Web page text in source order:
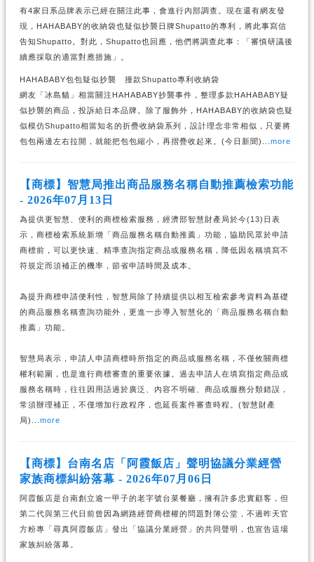
有4家日系品牌表示已經在關注此事，會進行內部調查。現在還有網友發
現，HAHABABY的收納袋也疑似抄襲日牌Shupatto的專利，將此事寫信
告知Shupatto。對此，Shupatto也回應，他們將調查此事：「審慎研議後
續應採取的適當對應措施」。
HAHABABY包包疑似抄襲 撞款Shupatto專利收納袋
網友「冰島貓」相當關注HAHABABY抄襲事件，整理多款HAHABABY疑
似抄襲的商品，投訴給日本品牌。除了服飾外，HAHABABY的收納袋也疑
似模仿Shupatto相當知名的折疊收納袋系列，設計理念非常相似，只要將
包包兩邊左右拉開，就能把包包縮小，再摺疊收起來。(今日新聞)... more
【商標】智慧局推出商品服務名稱自動推薦檢索功能
- 2026年07月13日
為提供更智慧、便利的商標檢索服務，經濟部智慧財產局於今(13)日表
示，商標檢索系統新增「商品服務名稱自動推薦」功能，協助民眾於申請
商標前，可以更快速、精準查詢指定商品或服務名稱，降低因名稱填寫不
符規定而須補正的機率，節省申請時間及成本。
為提升商標申請便利性，智慧局除了持續提供以相互檢索參考資料為基礎
的商品服務名稱查詢功能外，更進一步導入智慧化的「商品服務名稱自動
推薦」功能。
智慧局表示，申請人申請商標時所指定的商品或服務名稱，不僅攸關商標
權利範圍，也是進行商標審查的重要依據。過去申請人在填寫指定商品或
服務名稱時，往往因用語過於廣泛、內容不明確、商品或服務分類錯誤，
常須辦理補正，不僅增加行政程序，也延長案件審查時程。(智慧財產
局)... more
【商標】台南名店「阿霞飯店」聲明協議分業經營
家族商標糾紛落幕 - 2026年07月06日
阿霞飯店是台南創立逾一甲子的老字號台菜餐廳，擁有許多忠實顧客，但
第二代與第三代日前曾因為網路經營商標權的問題對簿公堂，不過昨天官
方粉專「尋真阿霞飯店」發出「協議分業經營」的共同聲明，也宣告這場
家族糾紛落幕。